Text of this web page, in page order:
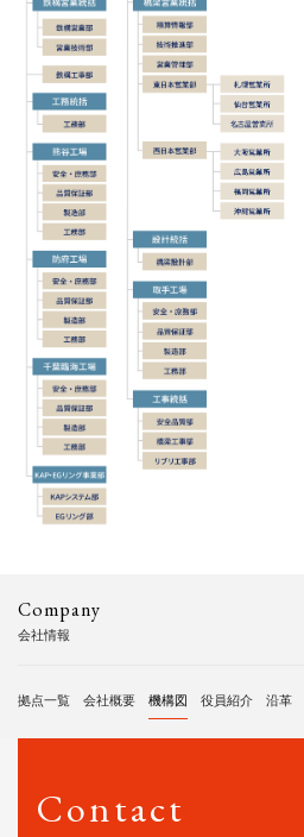
Company
会社情報
拠点一覧 会社概要 機構図 役員紹介 沿革
Contact